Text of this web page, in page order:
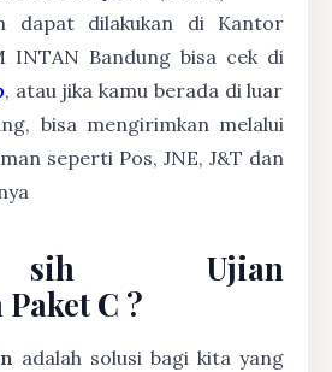
dapat dilakukan di Kantor
INTAN Bandung bisa cek di
, atau jika kamu berada di luar
bisa mengirimkan melalui
seperti Pos, JNE, J&T dan
Ujian
C ?
adalah solusi bagi kita yang